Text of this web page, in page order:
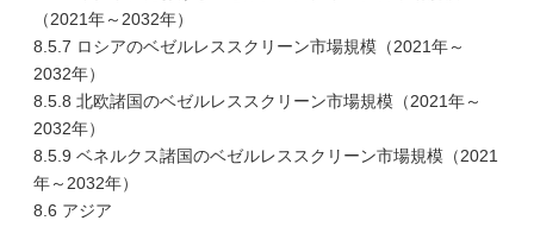
（2021年～2032年）
8.5.7 ロシアのベゼルレススクリーン市場規模（2021年～
2032年）
8.5.8 北欧諸国のベゼルレススクリーン市場規模（2021年～
2032年）
8.5.9 ベネルクス諸国のベゼルレススクリーン市場規模（2021
年～2032年）
8.6 アジア